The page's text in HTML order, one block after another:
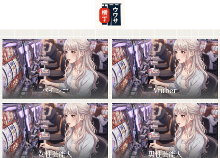
パチンコ Vtuber
女性芸能人 男性芸能人